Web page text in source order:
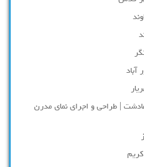
آباد
| طراحی و اجرای نمای مدرن